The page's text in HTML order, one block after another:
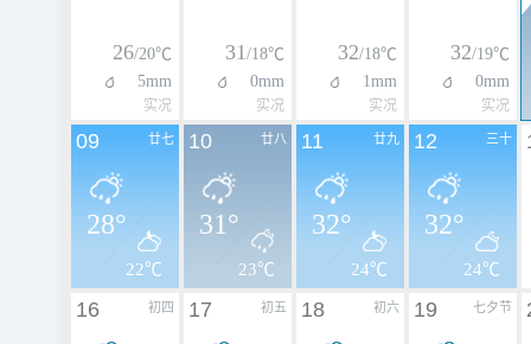
26/20℃
5mm
实况
31/18℃
0mm
实况
32/18℃
1mm
实况
32/19℃
0mm
实况
廿七
09
28°
22℃
廿八
10
31°
23℃
廿九
11
32°
24℃
三十
12
32°
24℃
初四
16 初五
17 初六
18 七夕节
19